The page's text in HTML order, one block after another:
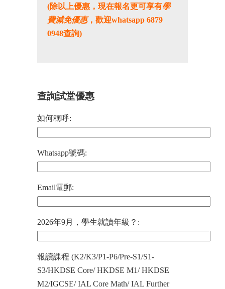
(除以上優惠，現在報名更可享有學
費減免優惠，歡迎whatsapp 6879
0948查詢)
查詢試堂優惠
如何稱呼:
Whatsapp號碼:
Email電郵:
2026年9月，學生就讀年級？:
報讀課程 (K2/K3/P1-P6/Pre-S1/S1-
S3/HKDSE Core/ HKDSE M1/ HKDSE
M2/IGCSE/ IAL Core Math/ IAL Further